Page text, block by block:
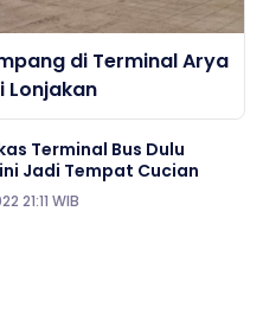
di Terminal Arya
Lonjakan
Terminal Bus Dulu
Jadi Tempat Cucian
21:11 WIB